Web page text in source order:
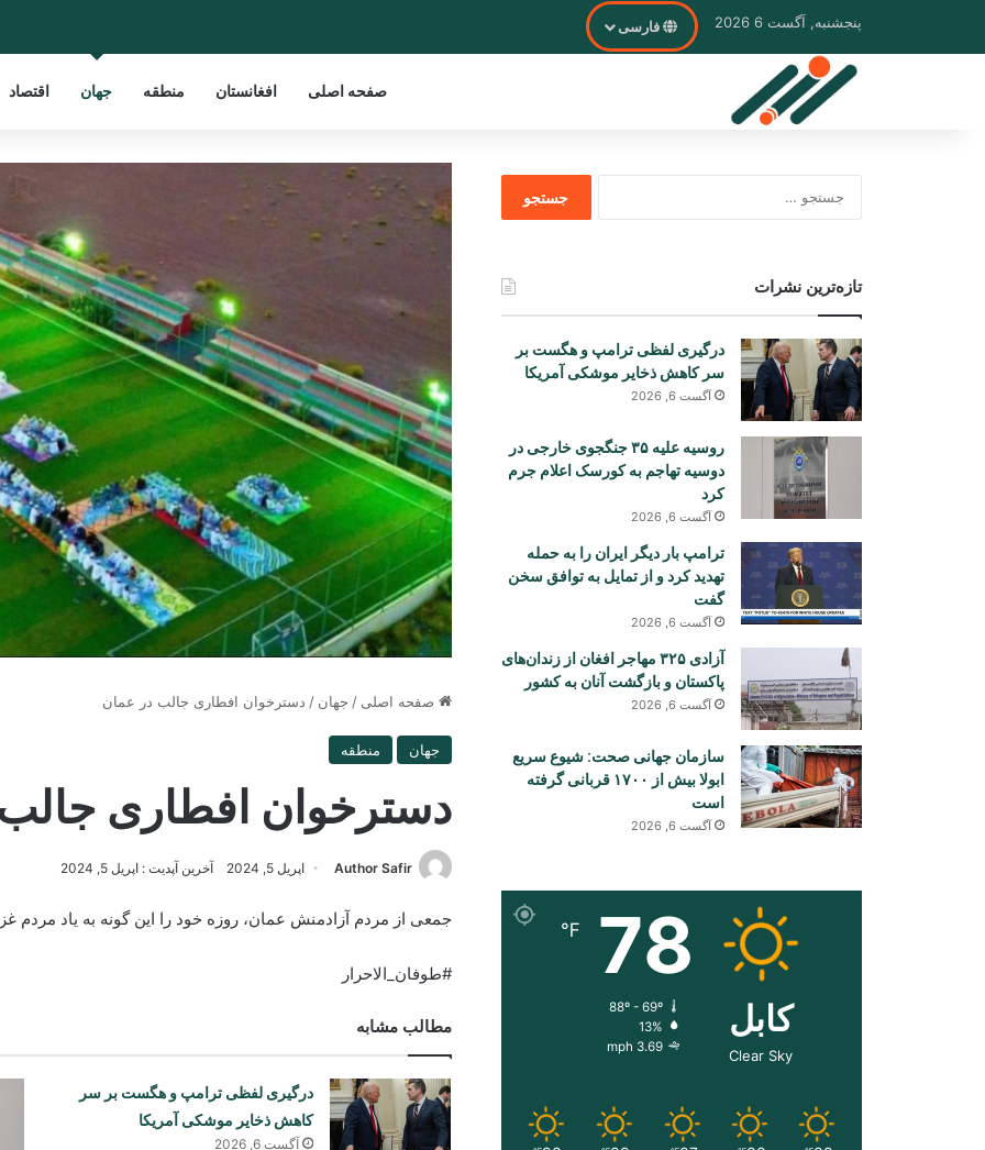
پنجشنبه, آگست 6 2026 فارسی
صفحه اصلی افغانستان منطقه جهان اقتصاد
صفحه اصلی / جهان / دسترخوان افطاری جالب در عمان
جهان منطقه
دسترخوان افطاری
Author Safir اپریل 5, 2024 آخرین آپدیت : اپریل 5, 2024
جمعی از مردم آزادمنش عمان، روزه خود را این گونه به یاد مردم
#طوفان_الاحرار
مطالب مشابه
درگیری لفظی ترامپ و هگست بر سر
کاهش ذخایر موشکی آمریکا
آگست 6, 2026
تازه‌ترین نشرات
درگیری لفظی ترامپ و هگست بر
سر کاهش ذخایر موشکی آمریکا
آگست 6, 2026
روسیه علیه ۳۵ جنگجوی خارجی در
دوسیه تهاجم به کورسک اعلام جرم
کرد
آگست 6, 2026
ترامپ بار دیگر ایران را به حمله
تهدید کرد و از تمایل به توافق سخن
گفت
آگست 6, 2026
آزادی ۳۲۵ مهاجر افغان از زندان‌های
پاکستان و بازگشت آنان به کشور
آگست 6, 2026
سازمان جهانی صحت: شیوع سریع
ابولا بیش از ۱۷۰۰ قربانی گرفته
است
آگست 6, 2026
کابل
Clear Sky
78
℉
88º - 69º
13%
3.69 mph